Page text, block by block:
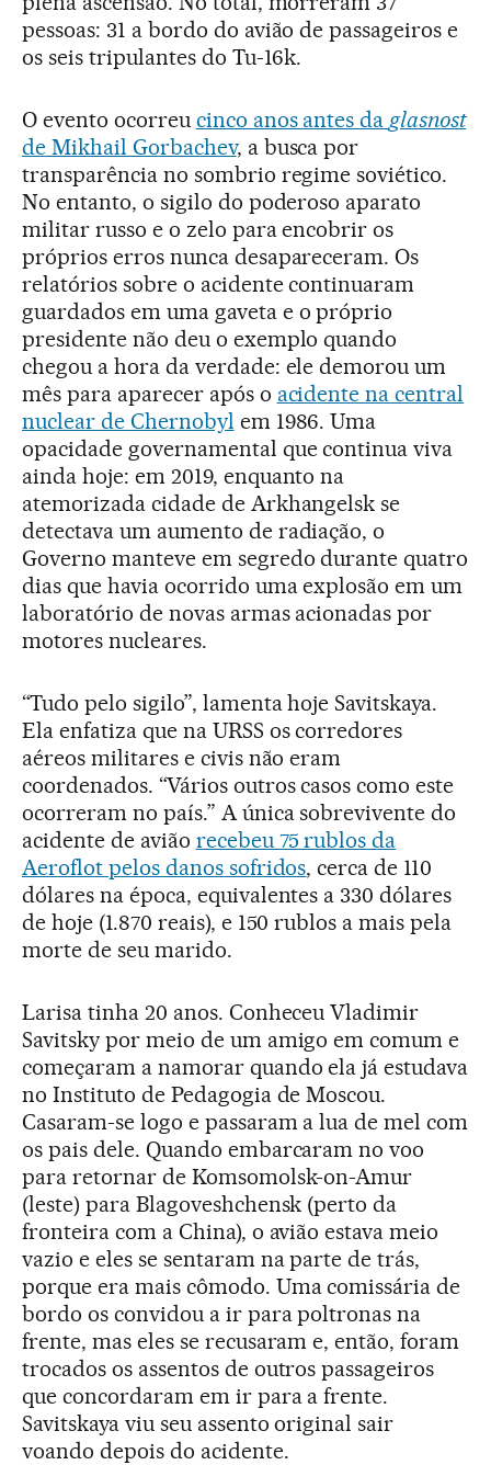
pessoas: 31 a bordo do avião de passageiros e
os seis tripulantes do Tu-16k.
O evento ocorreu cinco anos antes daglasnost
de Mikhail Gorbachev, a busca por
transparência no sombrio regime soviético.
No entanto, o sigilo do poderoso aparato
militar russo e o zelo para encobrir os
próprios erros nunca desapareceram. Os
relatórios sobre o acidente continuaram
guardados em uma gaveta e o próprio
presidente não deu o exemplo quando
chegou a hora da verdade: ele demorou um
mês para aparecer após o acidente na central
nuclear de Chernobyl em 1986. Uma
opacidade governamental que continua viva
ainda hoje: em 2019, enquanto na
atemorizada cidade de Arkhangelsk se
detectava um aumento de radiação, o
Governo manteve em segredo durante quatro
dias que havia ocorrido uma explosão em um
laboratório de novas armas acionadas por
motores nucleares.
“Tudo pelo sigilo”, lamenta hoje Savitskaya.
Ela enfatiza que na URSS os corredores
aéreos militares e civis não eram
coordenados. “Vários outros casos como este
ocorreram no país.” A única sobrevivente do
acidente de avião recebeu 75 rublos da
Aeroflot pelos danos sofridos, cerca de 110
dólares na época, equivalentes a 330 dólares
de hoje (1.870 reais), e 150 rublos a mais pela
morte de seu marido.
Larisa tinha 20 anos. Conheceu Vladimir
Savitsky por meio de um amigo em comum e
começaram a namorar quando ela já estudava
no Instituto de Pedagogia de Moscou.
Casaram-se logo e passaram a lua de mel com
os pais dele. Quando embarcaram no voo
para retornar de Komsomolsk-on-Amur
(leste) para Blagoveshchensk (perto da
fronteira com a China), o avião estava meio
vazio e eles se sentaram na parte de trás,
porque era mais cômodo. Uma comissária de
bordo os convidou a ir para poltronas na
frente, mas eles se recusaram e, então, foram
trocados os assentos de outros passageiros
que concordaram em ir para a frente.
Savitskaya viu seu assento original sair
voando depois do acidente.